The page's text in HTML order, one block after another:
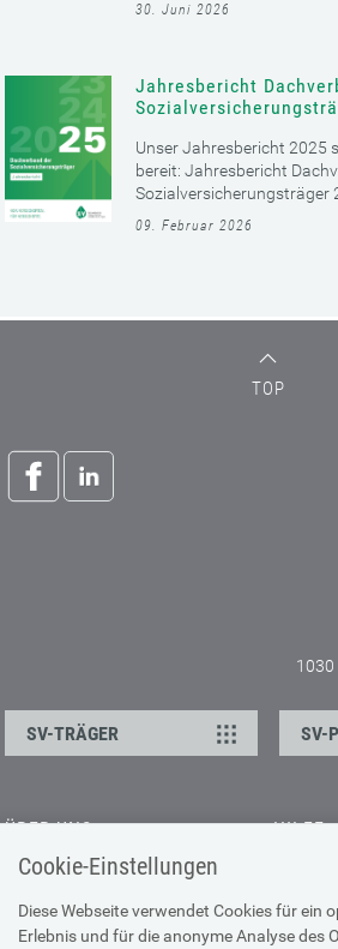
Cookie-Einstellungen
Diese Webseite verwendet Cookies für ein
Erlebnis und für die anonyme Analyse des
30. Juni 2026
Jahresbericht
Unser Jahresbericht 2025
bereit: Jahresbericht
Sozialversicherungsträger
09. Februar 2026
TOP
1030
SV-TRÄGER SV-
ÜBER UNS
Kontakt
Offene Stellen
Presse
HILFE
Hilfe